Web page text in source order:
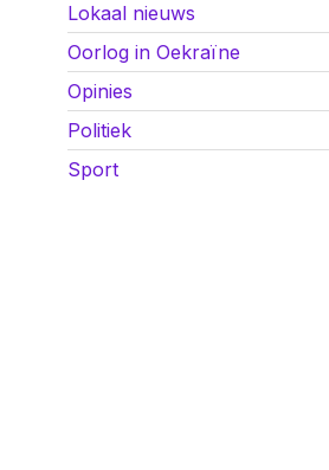
Lokaal nieuws
Oorlog in Oekraïne
Opinies
Politiek
Sport